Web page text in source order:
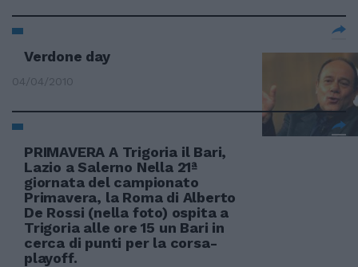
Verdone day
04/04/2010
PRIMAVERA A Trigoria il Bari,
Lazio a Salerno Nella 21ª
giornata del campionato
Primavera, la Roma di Alberto
De Rossi (nella foto) ospita a
Trigoria alle ore 15 un Bari in
cerca di punti per la corsa-
playoff.